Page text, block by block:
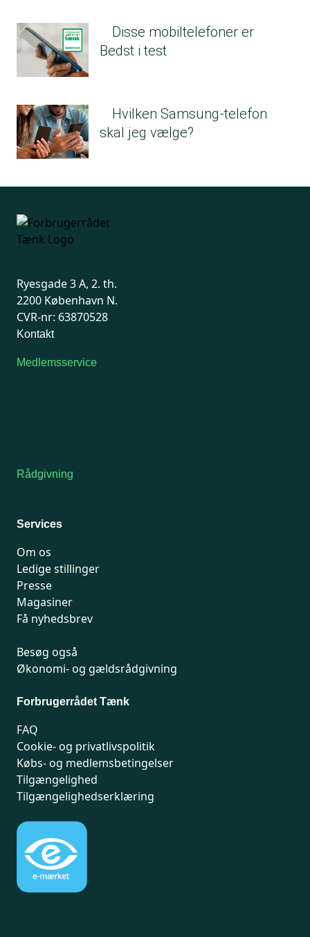
Disse mobiltelefoner er
Bedst i test
Hvilken Samsung-telefon
skal jeg vælge?
Ryesgade 3 A, 2. th.
2200 København N.
CVR-nr: 63870528
Kontakt
Medlemsservice
Rådgivning
Services
Om os
Ledige stillinger
Presse
Magasiner
Få nyhedsbrev
Besøg også
Økonomi- og gældsrådgivning
Forbrugerrådet Tænk
FAQ
Cookie- og privatlivspolitik
Købs- og medlemsbetingelser
Tilgængelighed
Tilgængelighedserklæring